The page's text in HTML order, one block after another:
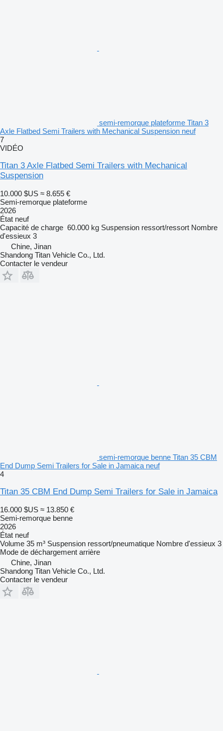
semi-remorque plateforme Titan 3
Axle Flatbed Semi Trailers with Mechanical Suspension neuf
7
VIDÉO
Titan 3 Axle Flatbed Semi Trailers with Mechanical
Suspension
10.000 $US ≈ 8.655 €
Semi-remorque plateforme
2026
État neuf
Capacité de charge 60.000 kg Suspension ressort/ressort Nombre
d'essieux 3
Chine, Jinan
Shandong Titan Vehicle Co., Ltd.
Contacter le vendeur
semi-remorque benne Titan 35 CBM
End Dump Semi Trailers for Sale in Jamaica neuf
4
Titan 35 CBM End Dump Semi Trailers for Sale in Jamaica
16.000 $US ≈ 13.850 €
Semi-remorque benne
2026
État neuf
Volume 35 m³ Suspension ressort/pneumatique Nombre d'essieux 3
Mode de déchargement arrière
Chine, Jinan
Shandong Titan Vehicle Co., Ltd.
Contacter le vendeur